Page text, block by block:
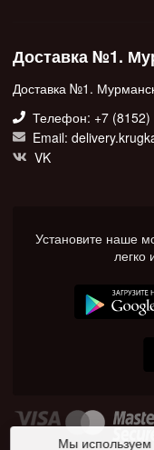
Доставка №1.
Доставка №1.
Телефон: +7 (8152)
Email:
VK
Установите наше
легко
Мы используем